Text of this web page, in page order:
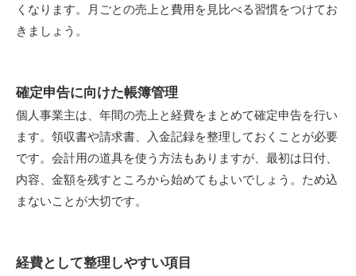
くなります。月ごとの売上と費用を見比べる習慣をつけてお
きましょう。
確定申告に向けた帳簿管理
個人事業主は、年間の売上と経費をまとめて確定申告を行い
ます。領収書や請求書、入金記録を整理しておくことが必要
です。会計用の道具を使う方法もありますが、最初は日付、
内容、金額を残すところから始めてもよいでしょう。ため込
まないことが大切です。
経費として整理しやすい項目